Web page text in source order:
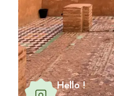
Hello !